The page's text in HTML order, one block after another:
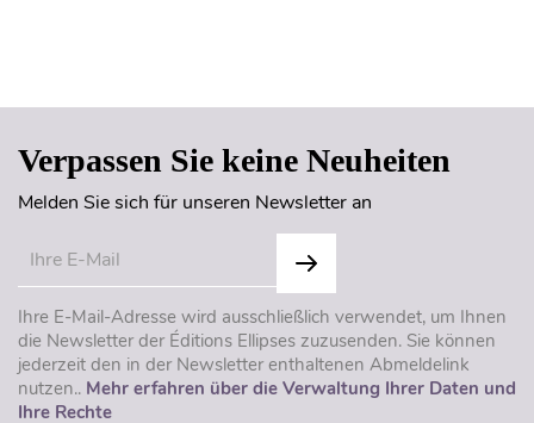
Verpassen Sie keine Neuheiten
Melden Sie sich für unseren Newsletter an
Ihre E-Mail-Adresse wird ausschließlich verwendet, um Ihnen
die Newsletter der Éditions Ellipses zuzusenden. Sie können
jederzeit den in der Newsletter enthaltenen Abmeldelink
nutzen.. Mehr erfahren über die Verwaltung Ihrer Daten und
Ihre Rechte